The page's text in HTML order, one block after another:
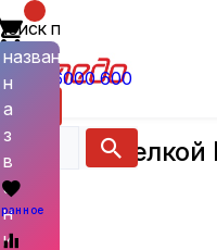
6000 600
по
названию
н
а
з
в
а
н
и
системы и
с защелкой